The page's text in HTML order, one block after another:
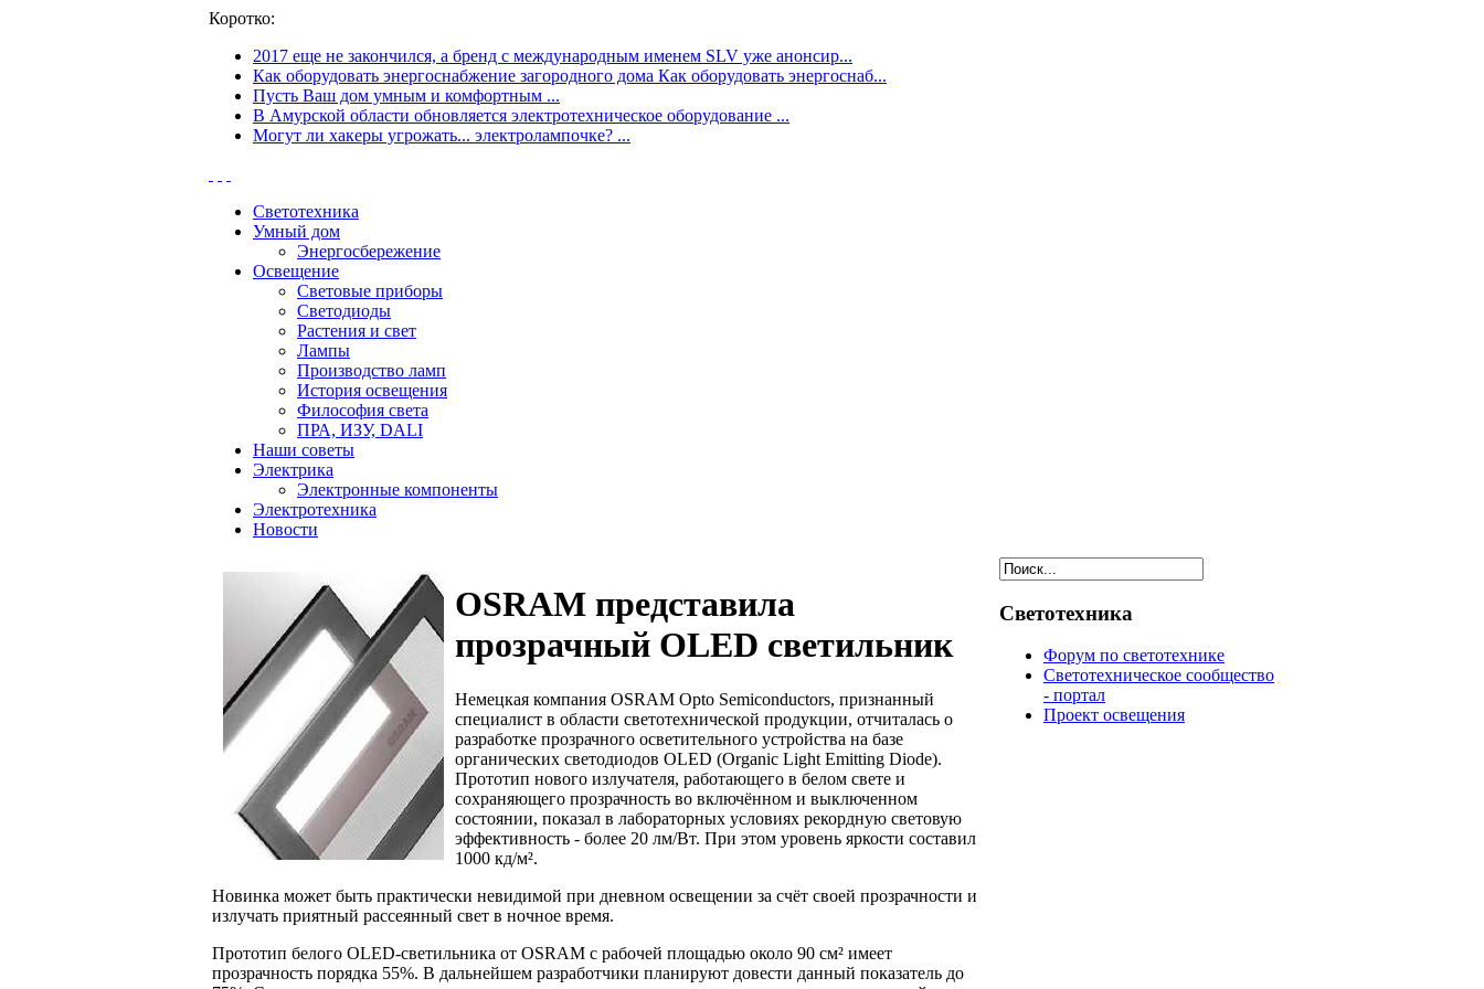
Коротко:
2017 еще не закончился, а бренд с международным именем SLV уже анонсир...
Как оборудовать энергоснабжение загородного дома Как оборудовать энергоснаб...
Пусть Ваш дом умным и комфортным ...
В Амурской области обновляется электротехническое оборудование ...
Могут ли хакеры угрожать... электролампочке? ...
Светотехника
Умный дом
Энергосбережение
Освещение
Световые приборы
Светодиоды
Растения и свет
Лампы
Производство ламп
История освещения
Философия света
ПРА, ИЗУ, DALI
Наши советы
Электрика
Электронные компоненты
Электротехника
Новости
OSRAM представила
прозрачный OLED светильник
Немецкая компания OSRAM Opto Semiconductors, признанный
специалист в области светотехнической продукции, отчиталась о
разработке прозрачного осветительного устройства на базе
органических светодиодов OLED (Organic Light Emitting Diode).
Прототип нового излучателя, работающего в белом свете и
сохраняющего прозрачность во включённом и выключенном
состоянии, показал в лабораторных условиях рекордную световую
эффективность - более 20 лм/Вт. При этом уровень яркости составил
1000 кд/м².
Новинка может быть практически невидимой при дневном освещении за счёт своей прозрачности и
излучать приятный рассеянный свет в ночное время.
Прототип белого OLED-светильника от OSRAM с рабочей площадью около 90 см² имеет
прозрачность порядка 55%. В дальнейшем разработчики планируют довести данный показатель до
Светотехника
Форум по светотехнике
Светотехническое сообщество
- портал
Проект освещения